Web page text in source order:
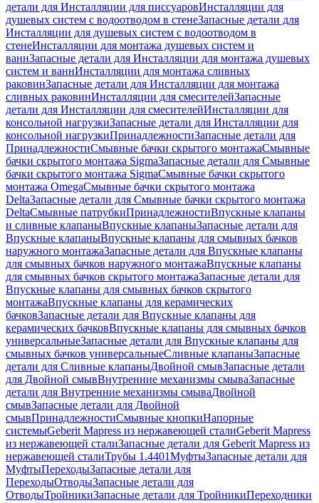
детали для Инсталляции для писсуаровИнсталляции для
душевых систем с водоотводом в стенеЗапасные детали для
Инсталляции для душевых систем с водоотводом в
стенеИнсталляции для монтажа душевых систем и
ваннЗапасные детали для Инсталляции для монтажа душевых
систем и ваннИнсталляции для монтажа сливных
раковинЗапасные детали для Инсталляции для монтажа
сливных раковинИнсталляции для смесителейЗапасные
детали для Инсталляции для смесителейИнсталляции для
консольной нагрузкиЗапасные детали для Инсталляции для
консольной нагрузкиПринадлежностиЗапасные детали для
ПринадлежностиСмывные бачки скрытого монтажаСмывные
бачки скрытого монтажа SigmaЗапасные детали для Смывные
бачки скрытого монтажа SigmaСмывные бачки скрытого
монтажа OmegaСмывные бачки скрытого монтажа
DeltaЗапасные детали для Смывные бачки скрытого монтажа
DeltaСмывные патрубкиПринадлежностиВпускные клапаны
и сливные клапаныВпускные клапаныЗапасные детали для
Впускные клапаныВпускные клапаны для смывных бачков
наружного монтажаЗапасные детали для Впускные клапаны
для смывных бачков наружного монтажаВпускные клапаны
для смывных бачков скрытого монтажаЗапасные детали для
Впускные клапаны для смывных бачков скрытого
монтажаВпускные клапаны для керамических
бачковЗапасные детали для Впускные клапаны для
керамических бачковВпускные клапаны для смывных бачков
универсальныеЗапасные детали для Впускные клапаны для
смывных бачков универсальныеСливные клапаныЗапасные
детали для Сливные клапаныДвойной смывЗапасные детали
для Двойной смывВнутренние механизмы смываЗапасные
детали для Внутренние механизмы смываДвойной
смывЗапасные детали для Двойной
смывПринадлежностиСмывные кнопкиНапорные
системыGeberit Mapress из нержавеющей сталиGeberit Mapress
из нержавеющей сталиЗапасные детали для Geberit Mapress из
нержавеющей сталиТрубы 1.4401МуфтыЗапасные детали для
МуфтыПереходыЗапасные детали для
ПереходыОтводыЗапасные детали для
ОтводыТройникиЗапасные детали для ТройникиПереходники